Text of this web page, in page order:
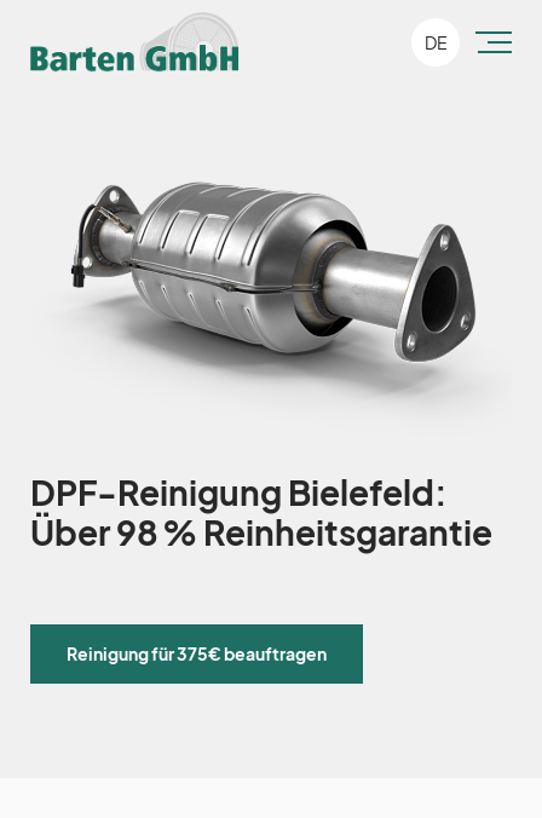
DE
DPF-Reinigung Bielefeld:
Über 98 % Reinheitsgarantie
Reinigung für 375€ beauftragen